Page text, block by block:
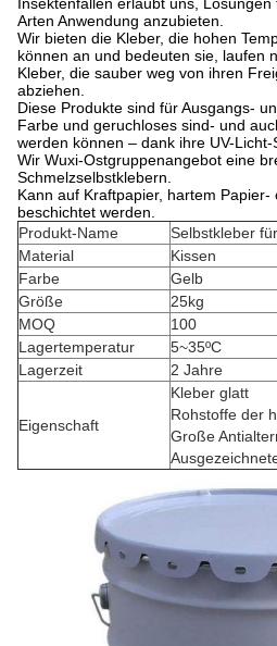
Arten Anwendung anzubieten.
Wir bieten die Kleber, die hohen
können an und bedeuten sie, laufen
Kleber, die sauber weg von ihren
abziehen.
Diese Produkte sind für Ausgangs-
Farbe und geruchloses sind- und
werden können – dank ihre UV-Licht-
Wir Wuxi-Ostgruppenangebot eine
Schmelzselbstklebern.
Kann auf Kraftpapier, hartem
beschichtet werden.
Produkt-Name
Selbstkleber
Material
Kissen
Farbe
Gelb
Größe
25kg
MOQ
100
Lagertemperatur
5~35ºC
Lagerzeit
2 Jahre
Eigenschaft
Kleber glatt
Rohstoffe der
Große